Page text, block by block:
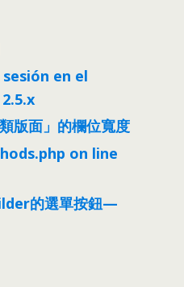
en el
版面」的欄位寬度
on line
的選單按鈕—